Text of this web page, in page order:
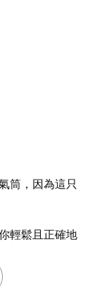
筒，因為這只
輕鬆且正確地